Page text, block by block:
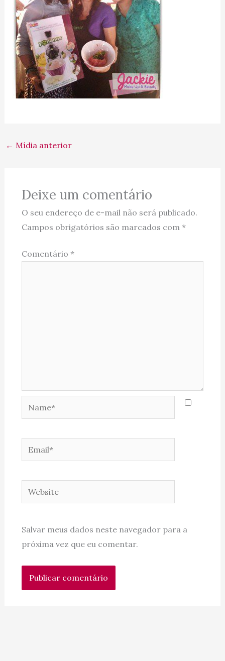
← Mídia anterior
Deixe um comentário
O seu endereço de e-mail não será publicado.
Campos obrigatórios são marcados com *
Comentário *
Name*
Email*
Website
Salvar meus dados neste navegador para a
próxima vez que eu comentar.